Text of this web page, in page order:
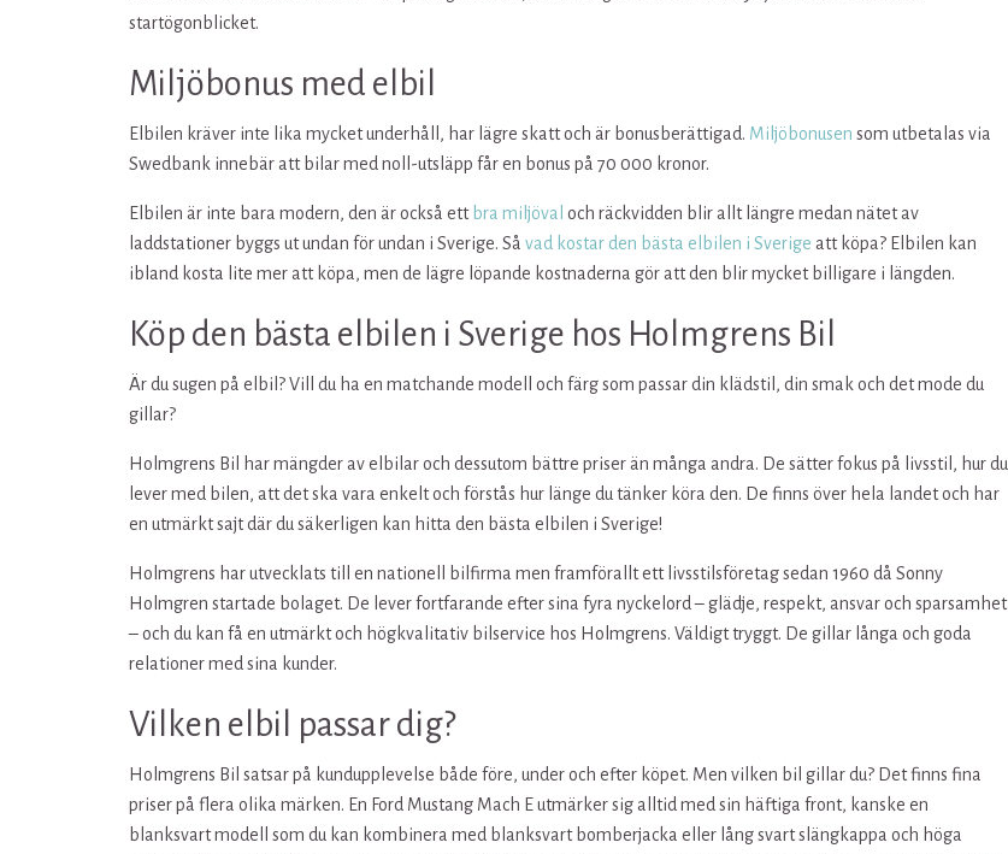
startögonblicket.
Miljöbonus med elbil
Elbilen kräver inte lika mycket underhåll, har lägre skatt och är bonusberättigad. Miljöbonusen som utbetalas via
Swedbank innebär att bilar med noll-utsläpp får en bonus på 70 000 kronor.
Elbilen är inte bara modern, den är också ett bra miljöval och räckvidden blir allt längre medan nätet av
laddstationer byggs ut undan för undan i Sverige. Så vad kostar den bästa elbilen i Sverige att köpa? Elbilen kan
ibland kosta lite mer att köpa, men de lägre löpande kostnaderna gör att den blir mycket billigare i längden.
Köp den bästa elbilen i Sverige hos Holmgrens Bil
Är du sugen på elbil? Vill du ha en matchande modell och färg som passar din klädstil, din smak och det mode du
gillar?
Holmgrens Bil har mängder av elbilar och dessutom bättre priser än många andra. De sätter fokus på livsstil, hur du
lever med bilen, att det ska vara enkelt och förstås hur länge du tänker köra den. De finns över hela landet och har
en utmärkt sajt där du säkerligen kan hitta den bästa elbilen i Sverige!
Holmgrens har utvecklats till en nationell bilfirma men framförallt ett livsstilsföretag sedan 1960 då Sonny
Holmgren startade bolaget. De lever fortfarande efter sina fyra nyckelord – glädje, respekt, ansvar och sparsamhet
– och du kan få en utmärkt och högkvalitativ bilservice hos Holmgrens. Väldigt tryggt. De gillar långa och goda
relationer med sina kunder.
Vilken elbil passar dig?
Holmgrens Bil satsar på kundupplevelse både före, under och efter köpet. Men vilken bil gillar du? Det finns fina
priser på flera olika märken. En Ford Mustang Mach E utmärker sig alltid med sin häftiga front, kanske en
blanksvart modell som du kan kombinera med blanksvart bomberjacka eller lång svart slängkappa och höga